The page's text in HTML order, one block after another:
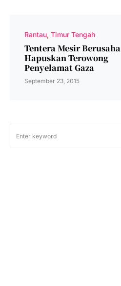
Rantau Timur Tengah
Tentera Mesir Berusaha
Hapuskan Terowong
Penyelamat Gaza
September 23, 2015